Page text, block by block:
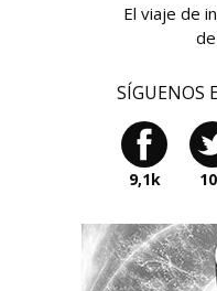
El viaje de
SÍGUENOS
9,1k